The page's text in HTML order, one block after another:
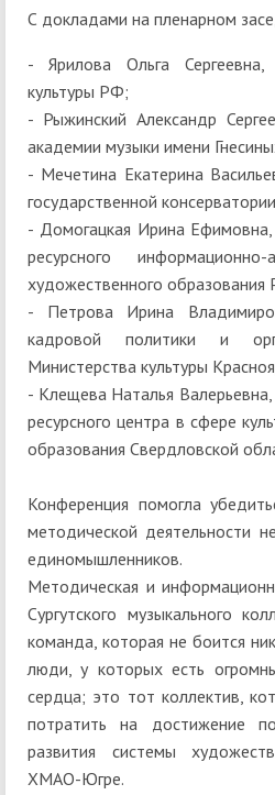
С докладами на пленарном
- Ярилова Ольга Сергеевна,
культуры РФ;
- Рыжинский Александр
академии музыки имени
- Мечетина Екатерина
государственной
- Домогацкая Ирина
ресурсного информационно-
художественного образования
- Петрова Ирина
кадровой политики и
Министерства культуры
- Клещева Наталья
ресурсного центра в сфере
образования Свердловской
Конференция помогла
методической деятельности
единомышленников.
Методическая и
Сургутского музыкального
команда, которая не боится
люди, у которых есть
сердца; это тот коллектив,
потратить на достижение
развития системы
ХМАО-Югре.